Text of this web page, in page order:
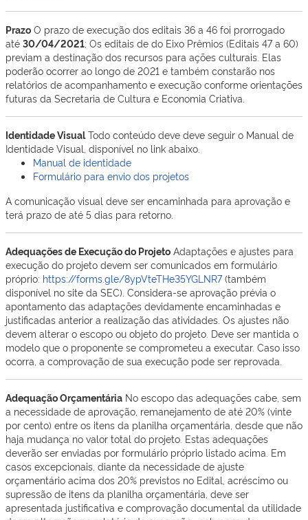
Prazo O prazo de execução dos editais 36 a 46 foi prorrogado
até 30/04/2021; Os editais de do Eixo Prêmios (Editais 47 a 60)
previam a destinação dos recursos para ações culturais. Elas
poderão ocorrer ao longo de 2021 e também constarão nos
relatórios de acompanhamento e execução conforme orientações
futuras da Secretaria de Cultura e Economia Criativa.
Identidade Visual Todo conteúdo deve deve seguir o Manual de
Identidade Visual, disponível no link abaixo.
Manual de identidade
Formulário para envio dos projetos
A comunicação visual deve ser encaminhada para aprovação e
terá prazo de até 5 dias para retorno.
Adequações de Execução do Projeto Adaptações e ajustes para
execução do projeto devem ser comunicados em formulário
próprio: https://forms.gle/8ypVteTHe35YGLNR7(também
disponível no site da SEC). Considera-se aprovação prévia o
apontamento das adaptações devidamente encaminhadas e
justificadas anterior a realização das atividades. Os ajustes não
devem alterar o escopo ou objeto do projeto. Deve ser mantida o
modelo que o proponente se comprometeu a executar. Caso isso
ocorra, a comprovação de sua execução pode ser reprovada.
Adequação Orçamentária No escopo das adequações cabe, sem
a necessidade de aprovação, remanejamento de até 20% (vinte
por cento) entre os itens da planilha orçamentária, desde que não
haja mudança no valor total do projeto. Estas adequações
deverão ser enviadas por formulário próprio listado acima. Em
casos excepcionais, diante da necessidade de ajuste
orçamentário acima dos 20% previstos no Edital, acréscimo ou
supressão de itens da planilha orçamentária, deve ser
apresentada justificativa e comprovação documental da utilidade